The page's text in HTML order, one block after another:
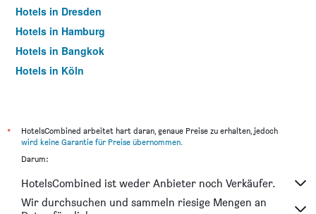
Hotels in Dresden
Hotels in Hamburg
Hotels in Bangkok
Hotels in Köln
*
HotelsCombined arbeitet hart daran, genaue Preise zu erhalten, jedoch
wird keine Garantie für Preise übernommen.
Darum:
HotelsCombined ist weder Anbieter noch Verkäufer.
Wir durchsuchen und sammeln riesige Mengen an